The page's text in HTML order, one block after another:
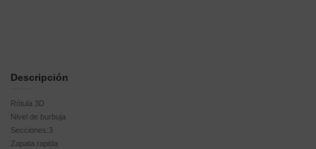
Descripción
Rótula 3D
Nivel de burbuja
Secciones:3
Zapata rapida